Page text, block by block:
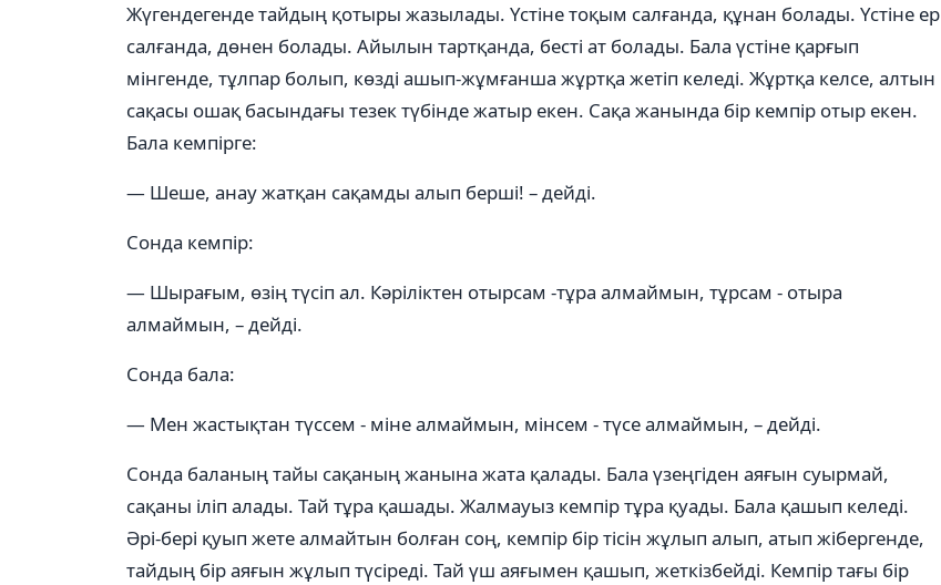
Жүгендегенде тайдың қотыры жазылады. Үстіне тоқым салғанда, құнан болады. Үстіне ер
салғанда, дөнен болады. Айылын тартқанда, бесті ат болады. Бала үстіне қарғып
мінгенде, тұлпар болып, көзді ашып-жұмғанша жұртқа жетіп келеді. Жұртқа келсе, алтын
сақасы ошақ басындағы тезек түбінде жатыр екен. Сақа жанында бір кемпір отыр екен.
Бала кемпірге:
— Шеше, анау жатқан сақамды алып берші! – дейді.
Сонда кемпір:
— Шырағым, өзің түсіп ал. Кәріліктен отырсам -тұра алмаймын, тұрсам - отыра
алмаймын, – дейді.
Сонда бала:
— Мен жастықтан түссем - міне алмаймын, мінсем - түсе алмаймын, – дейді.
Сонда баланың тайы сақаның жанына жата қалады. Бала үзеңгіден аяғын суырмай,
сақаны іліп алады. Тай тұра қашады. Жалмауыз кемпір тұра қуады. Бала қашып келеді.
Әрі-бері қуып жете алмайтын болған соң, кемпір бір тісін жұлып алып, атып жібергенде,
тайдың бір аяғын жұлып түсіреді. Тай үш аяғымен қашып, жеткізбейді. Кемпір тағы бір